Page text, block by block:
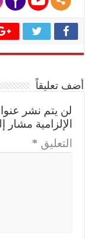
أضف تعليقاً
لن يتم نشر
الإلزامية مشار
التعليق *